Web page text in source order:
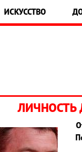
ИСКУССТВО
ЛИЧНОСТЬ